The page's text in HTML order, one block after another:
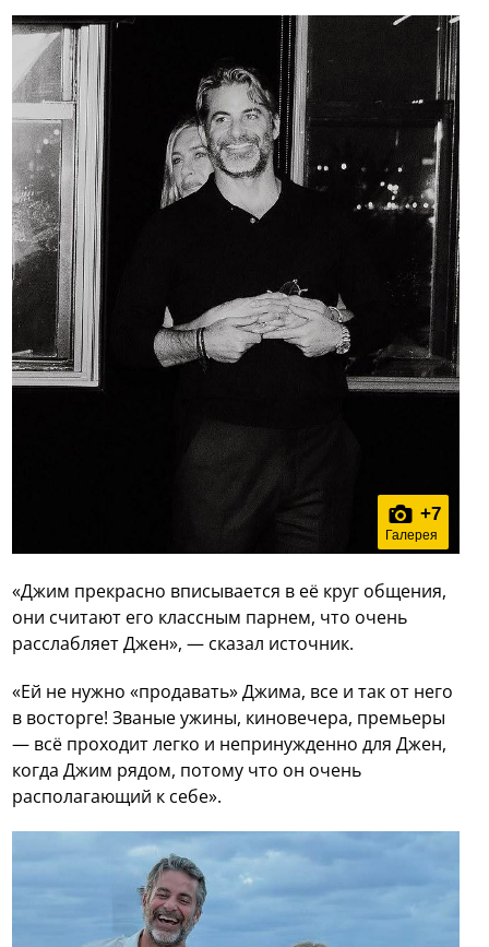
+7
Галерея
«Джим прекрасно вписывается в её круг общения,
они считают его классным парнем, что очень
расслабляет Джен», — сказал источник.
«Ей не нужно «продавать» Джима, все и так от него
в восторге! Званые ужины, киновечера, премьеры
— всё проходит легко и непринужденно для Джен,
когда Джим рядом, потому что он очень
располагающий к себе».